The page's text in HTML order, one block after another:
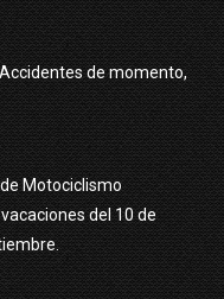
de momento,
Motociclismo
del 10 de